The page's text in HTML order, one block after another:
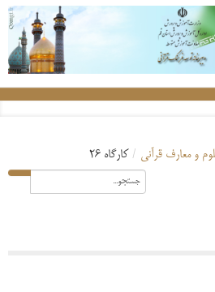
و معارف قرآنی / کارگاه 26